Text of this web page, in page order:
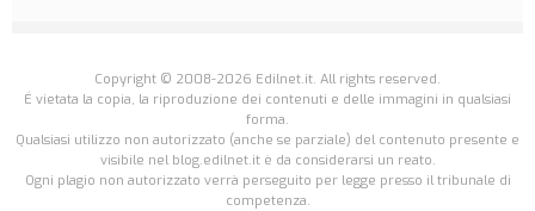
Copyright © 2008-2026 Edilnet.it. All rights reserved.
É vietata la copia, la riproduzione dei contenuti e delle immagini in qualsiasi
forma.
Qualsiasi utilizzo non autorizzato (anche se parziale) del contenuto presente e
visibile nel blog.edilnet.it è da considerarsi un reato.
Ogni plagio non autorizzato verrà perseguito per legge presso il tribunale di
competenza.